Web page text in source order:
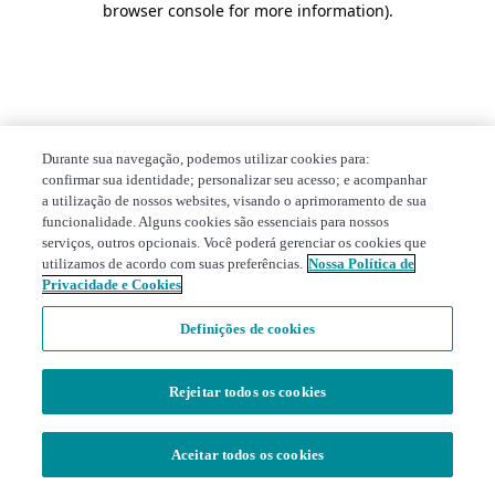
browser console for more information).
Durante sua navegação, podemos utilizar cookies para:
confirmar sua identidade; personalizar seu acesso; e acompanhar
a utilização de nossos websites, visando o aprimoramento de sua
funcionalidade. Alguns cookies são essenciais para nossos
serviços, outros opcionais. Você poderá gerenciar os cookies que
utilizamos de acordo com suas preferências. Nossa Política de
Privacidade e Cookies
Definições de cookies
Rejeitar todos os cookies
Aceitar todos os cookies